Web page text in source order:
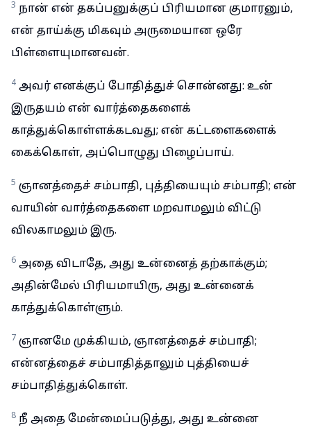
3 நான் என் தகப்பனுக்குப் பிரியமான குமாரனும்,
என் தாய்க்கு மிகவும் அருமையான ஒரே
பிள்ளையுமானவன்.
4 அவர் எனக்குப் போதித்துச் சொன்னது: உன்
இருதயம் என் வார்த்தைகளைக்
காத்துக்கொள்ளக்கடவது; என் கட்டளைகளைக்
கைக்கொள், அப்பொழுது பிழைப்பாய்.
5 ஞானத்தைச் சம்பாதி, புத்தியையும் சம்பாதி; என்
வாயின் வார்த்தைகளை மறவாமலும் விட்டு
விலகாமலும் இரு.
6 அதை விடாதே, அது உன்னைத் தற்காக்கும்;
அதின்மேல் பிரியமாயிரு, அது உன்னைக்
காத்துக்கொள்ளும்.
7 ஞானமே முக்கியம், ஞானத்தைச் சம்பாதி;
என்னத்தைச் சம்பாதித்தாலும் புத்தியைச்
சம்பாதித்துக்கொள்.
8 நீ அதை மேன்மைப்படுத்து, அது உன்னை